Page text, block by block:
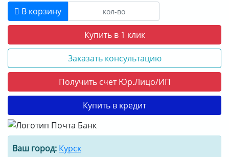
В корзину
Купить в 1 клик
Заказать консультацию
Получить счет Юр.Лицо/ИП
Купить в кредит
Ваш город: Курск